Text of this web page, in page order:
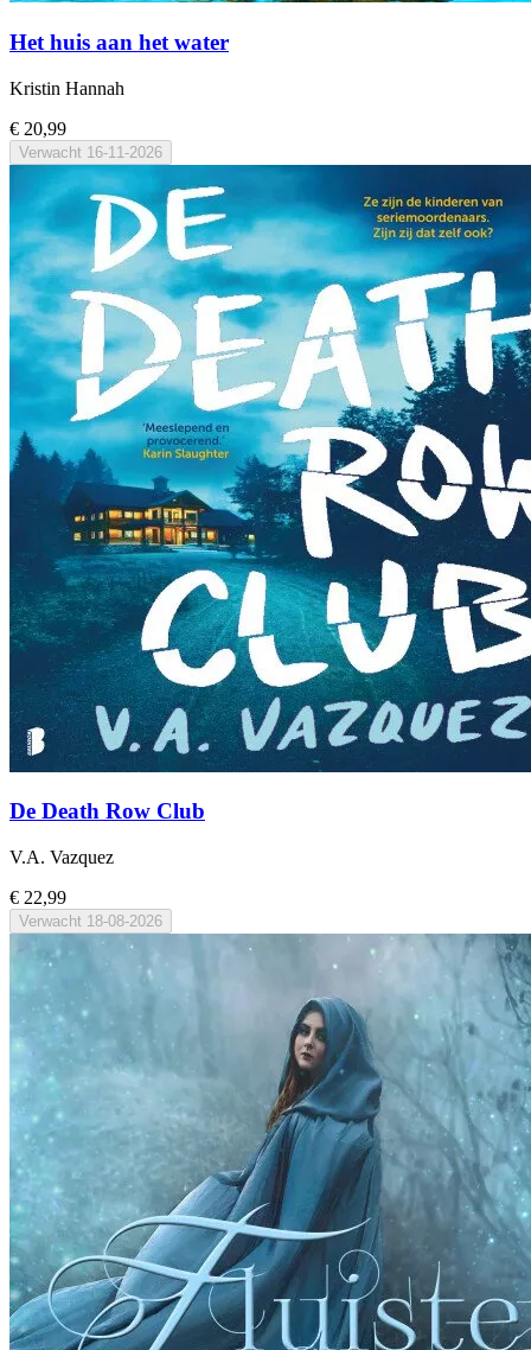
Het huis aan het water
Kristin Hannah
€ 20,99
Verwacht 16-11-2026
De Death Row Club
V.A. Vazquez
€ 22,99
Verwacht 18-08-2026